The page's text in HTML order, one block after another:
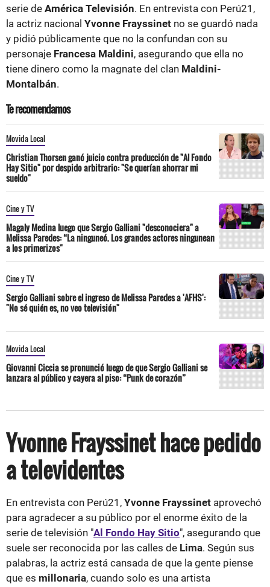
serie de América Televisión. En entrevista con Perú21,
la actriz nacional Yvonne Frayssinet no se guardó nada
y pidió públicamente que no la confundan con su
personaje Francesa Maldini, asegurando que ella no
tiene dinero como la magnate del clan Maldini-
Montalbán.
Te recomendamos
Movida Local
Christian Thorsen ganó juicio contra producción de "Al Fondo
Hay Sitio" por despido arbitrario: "Se querían ahorrar mi
sueldo"
Cine y TV
Magaly Medina luego que Sergio Galliani "desconociera" a
Melissa Paredes: “La ninguneó. Los grandes actores ningunean
a los primerizos"
Cine y TV
Sergio Galliani sobre el ingreso de Melissa Paredes a 'AFHS':
"No sé quién es, no veo televisión"
Movida Local
Giovanni Ciccia se pronunció luego de que Sergio Galliani se
lanzara al público y cayera al piso: “Punk de corazón”
Yvonne Frayssinet hace pedido
a televidentes
En entrevista con Perú21, Yvonne Frayssinet aprovechó
para agradecer a su público por el enorme éxito de la
serie de televisión "Al Fondo Hay Sitio", asegurando que
suele ser reconocida por las calles de Lima. Según sus
palabras, la actriz está cansada de que la gente piense
que es millonaria, cuando solo es una artista